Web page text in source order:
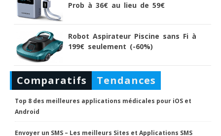
Prob à 36€ au lieu de 59€
Robot Aspirateur Piscine sans Fi à
199€ seulement (-60%)
Comparatifs Tendances
Top 8 des meilleures applications médicales pour iOS et
Android
Envoyer un SMS – Les meilleurs Sites et Applications SMS